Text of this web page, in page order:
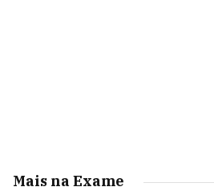
Mais na Exame